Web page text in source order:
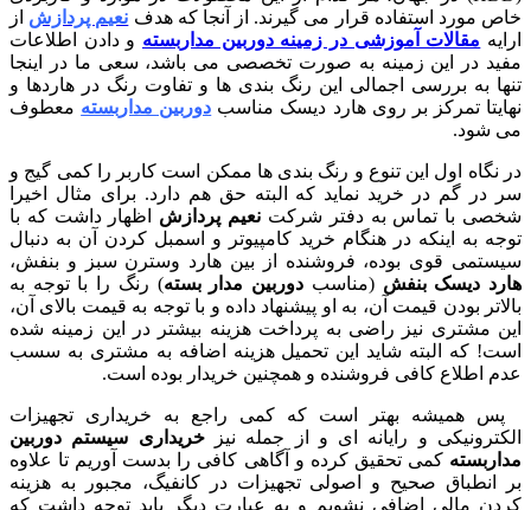
مورد استفاده قرار می گیرند. از آنجا که هدفنعیم پردازش از
مقالات آموزشی در زمینه دوربین مداربسته و دادن اطلاعات
در این زمینه به صورت تخصصی می باشد، سعی ما در اینجا
به بررسی اجمالی این رنگ بندی ها و تفاوت رنگ در هاردها و
تمرکز بر روی هارد دیسک مناسبدوربین مداربسته معطوف
اول این تنوع و رنگ بندی ها ممکن است کاربر را کمی گیج و
گم در خرید نماید که البته حق هم دارد. برای مثال اخیرا
با تماس به دفتر شرکت نعیم پردازش اظهار داشت که با
به اینکه در هنگام خرید کامپیوتر و اسمبل کردن آن به دنبال
قوی بوده، فروشنده از بین هارد وسترن سبز و بنفش،
دیسک بنفش(مناسبدوربین مدار بسته) رنگ را با توجه به
بودن قیمت آن، به او پیشنهاد داده و با توجه به قیمت بالای آن،
مشتری نیز راضی به پرداخت هزینه بیشتر در این زمینه شده
که البته شاید این تحمیل هزینه اضافه به مشتری به سسب
اطلاع کافی فروشنده و همچنین خریدار بوده است.
بهتر است که کمی راجع به خریداری تجهیزات
و رایانه ای و از جمله نیز خریداری سیستم دوربین
کمی تحقیق کرده و آگاهی کافی را بدست آوریم تا علاوه
صحیح و اصولی تجهیزات در کانفیگ، مجبور به هزینه
مالی اضافی نشویم و به عبارت دیگر باید توجه داشت که